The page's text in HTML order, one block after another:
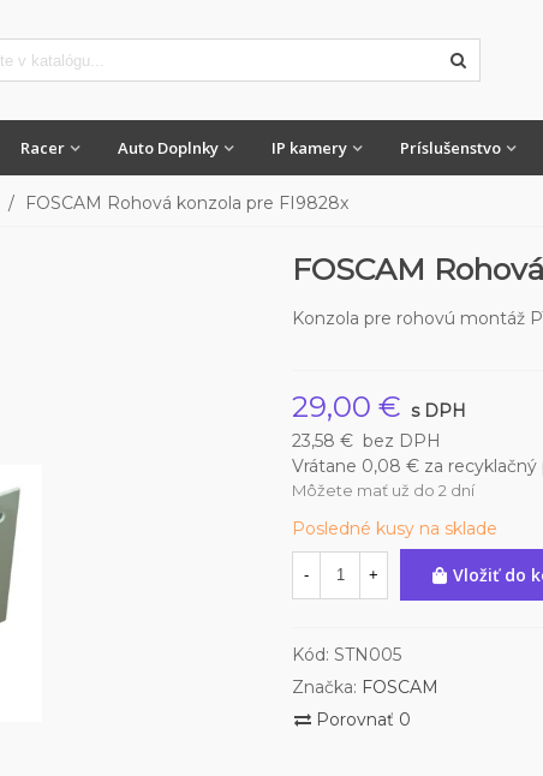
Racer Auto Doplnky IP kamery Príslušenstvo
/ FOSCAM Rohová konzola pre FI9828x
FOSCAM
Konzola pre rohovú montáž
29,00 € s DPH
23,58 € bez DPH
Vrátane 0,08 € za recyklačný
Môžete mať už do 2 dní
Posledné kusy na sklade
- + Vložiť do
Kód: STN005
Značka: FOSCAM
Porovnať 0